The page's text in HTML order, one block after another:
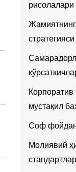
рисолалари
стратегияси
мустақил
Соф
Молиявий